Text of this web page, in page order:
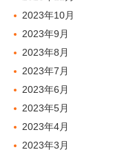
2023年10月
2023年9月
2023年8月
2023年7月
2023年6月
2023年5月
2023年4月
2023年3月